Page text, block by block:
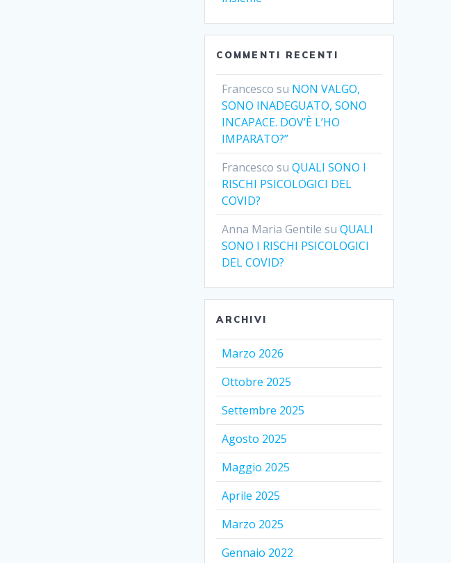
COMMENTI RECENTI
Francesco su NON VALGO,
SONO INADEGUATO, SONO
INCAPACE. DOV’È L’HO
IMPARATO?”
Francesco suQUALI SONO I
RISCHI PSICOLOGICI DEL
COVID?
Anna Maria Gentile suQUALI
SONO I RISCHI PSICOLOGICI
DEL COVID?
ARCHIVI
Marzo 2026
Ottobre 2025
Settembre 2025
Agosto 2025
Maggio 2025
Aprile 2025
Marzo 2025
Gennaio 2022